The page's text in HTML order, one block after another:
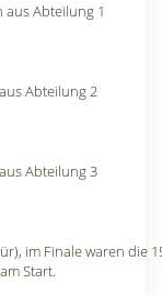
Abteilung 1
Abteilung 2
Abteilung 3
im Finale waren die
Start.